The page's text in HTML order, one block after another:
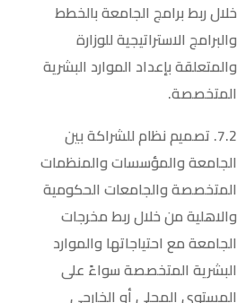
خلال ربط برامج الجامعة بالخطط
والبرامج الاستراتيجية للوزارة
والمتعلقة بإعداد الموارد البشرية
المتخصصة.
7.2. تصميم نظام للشراكة بين
الجامعة والمؤسسات والمنظمات
المتخصصة والجامعات الحكومية
والاهلية من خلال ربط مخرجات
الجامعة مع احتياجاتها والموارد
البشرية المتخصصة سواءً على
المستوى المحلي أو الخارجي